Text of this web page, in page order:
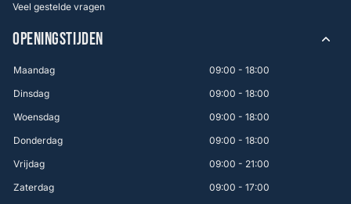
Veel gestelde vragen
OPENINGSTIJDEN
Maandag
09:00 - 18:00
Dinsdag
09:00 - 18:00
Woensdag
09:00 - 18:00
Donderdag
09:00 - 18:00
Vrijdag
09:00 - 21:00
Zaterdag
09:00 - 17:00